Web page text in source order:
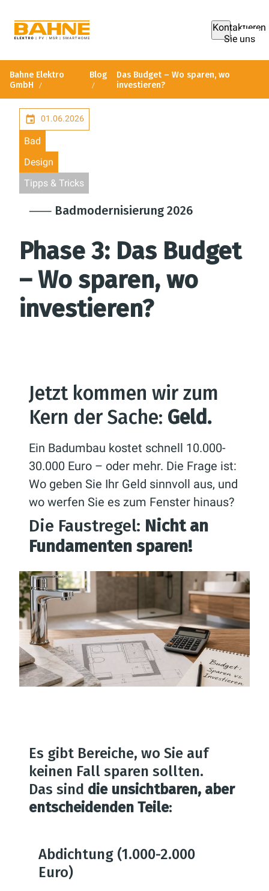
Kontaktieren
Sie uns
Bahne Elektro
GmbH
Blog
Das Budget – Wo sparen, wo
investieren?
01.06.2026
Bad
Design
Tipps & Tricks
⸺ Badmodernisierung 2026
Phase 3: Das Budget
– Wo sparen, wo
investieren?
Jetzt kommen wir zum
Kern der Sache: Geld.
Ein Badumbau kostet schnell 10.000-
30.000 Euro – oder mehr. Die Frage ist:
Wo geben Sie Ihr Geld sinnvoll aus, und
wo werfen Sie es zum Fenster hinaus?
Die Faustregel: Nicht an
Fundamenten sparen!
Es gibt Bereiche, wo Sie auf
keinen Fall sparen sollten.
Das sind die unsichtbaren, aber
entscheidenden Teile:
Abdichtung (1.000-2.000
Euro)